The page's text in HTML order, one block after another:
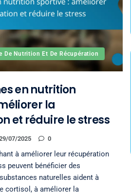
De Nutrition Et De Récupération
en nutrition
la
et réduire le stress
07/2025 0
à améliorer leur récupération
peuvent bénéficier des
naturelles aident à
cortisol, à améliorer la